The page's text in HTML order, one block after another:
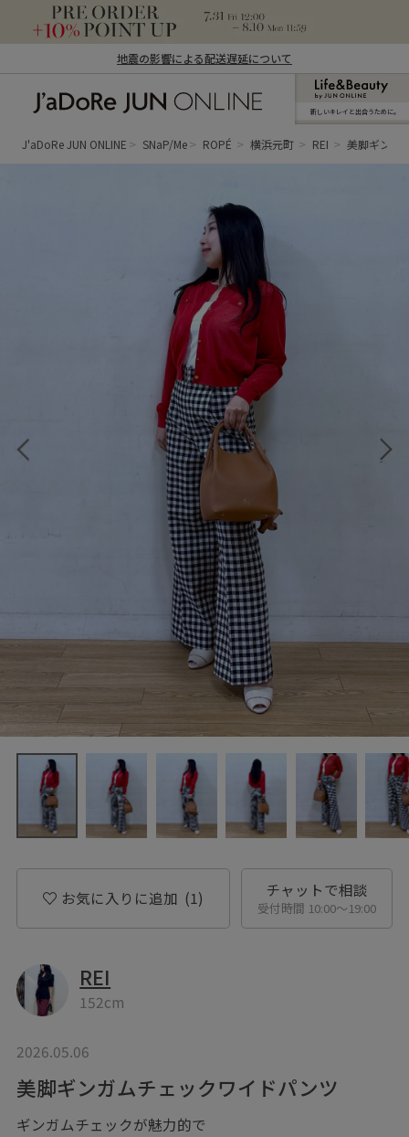
地震の影響による配送遅延について
ン オンライン）
新しいキレイと出合うために。
J'aDoRe JUN ONLINE SNaP/Me ROPÉ 横浜元町 REI 美脚ギンガ
お気に入りに追加 (1) チャットで相談
受付時間 10:00〜19:00
REI
152cm
2026.05.06
美脚ギンガムチェックワイドパンツ
ギンガムチェックが魅力的で